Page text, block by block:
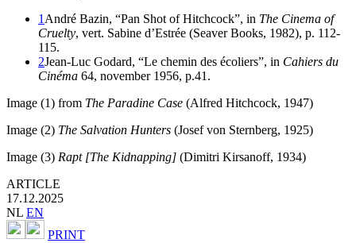
1 André Bazin, “Pan Shot of Hitchcock”, in The Cinema of
Cruelty, vert. Sabine d’Estrée (Seaver Books, 1982), p. 112-
115.
2Jean-Luc Godard, “Le chemin des écoliers”, in Cahiers du
Cinéma 64, november 1956, p.41.
Image (1) from The Paradine Case (Alfred Hitchcock, 1947)
Image (2) The Salvation Hunters (Josef von Sternberg, 1925)
Image (3) Rapt [The Kidnapping] (Dimitri Kirsanoff, 1934)
ARTICLE
17.12.2025
NL EN
PRINT